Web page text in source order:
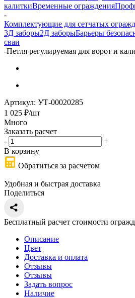
калиткиВременные ограждения
-
Комплектующие для сетчатых
3Д заборы2Д заборыБарьеры
сваи
-Петля регулируемая для ворот и
Артикул: УТ-00020285
1 025 ₽/шт
Много
Заказать расчет
-
+
В корзину
Обратиться за расчетом
Удобная и быстрая доставка
Поделиться
Бесплатный расчет стоимости
Описание
Цвет
Доставка и оплата
Отзывы
Отзывы
Задать вопрос
Наличие